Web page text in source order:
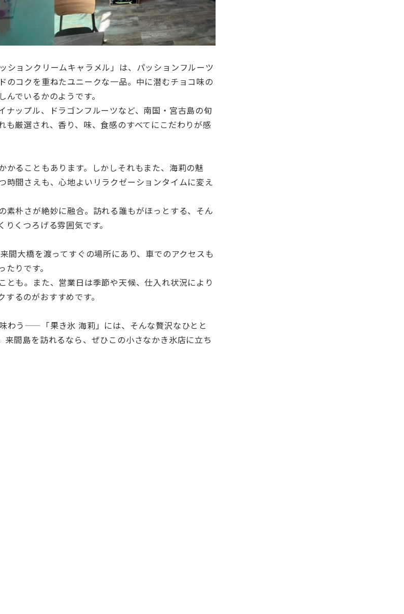
ョンクリームキャラメル」は、パッションフルーツ
コクを重ねたユニークな一品。中に潜むチョコ味の
でいるかのようです。
ップル、ドラゴンフルーツなど、南国・宮古島の旬
厳選され、香り、味、食感のすべてにこだわりが感
ることもあります。しかしそれもまた、海莉の魅
間さえも、心地よいリラクゼーションタイムに変え
朴さが絶妙に融合。訪れる誰もがほっとする、そん
くつろげる雰囲気です。
間大橋を渡ってすぐの場所にあり、車でのアクセスも
りです。
も。また、営業日は季節や天候、仕入れ状況により
るのがおすすめです。
わう——「果き氷 海莉」には、そんな贅沢なひとと
間島を訪れるなら、ぜひこの小さなかき氷店に立ち